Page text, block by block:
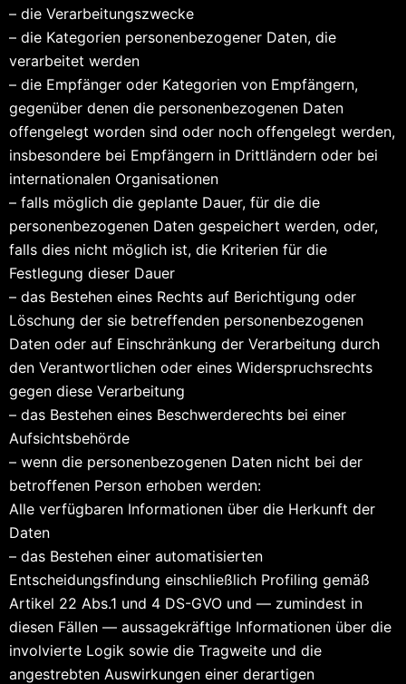
– die Verarbeitungszwecke
– die Kategorien personenbezogener Daten, die
verarbeitet werden
– die Empfänger oder Kategorien von Empfängern,
gegenüber denen die personenbezogenen Daten
offengelegt worden sind oder noch offengelegt werden,
insbesondere bei Empfängern in Drittländern oder bei
internationalen Organisationen
– falls möglich die geplante Dauer, für die die
personenbezogenen Daten gespeichert werden, oder,
falls dies nicht möglich ist, die Kriterien für die
Festlegung dieser Dauer
– das Bestehen eines Rechts auf Berichtigung oder
Löschung der sie betreffenden personenbezogenen
Daten oder auf Einschränkung der Verarbeitung durch
den Verantwortlichen oder eines Widerspruchsrechts
gegen diese Verarbeitung
– das Bestehen eines Beschwerderechts bei einer
Aufsichtsbehörde
– wenn die personenbezogenen Daten nicht bei der
betroffenen Person erhoben werden:
Alle verfügbaren Informationen über die Herkunft der
Daten
– das Bestehen einer automatisierten
Entscheidungsfindung einschließlich Profiling gemäß
Artikel 22 Abs.1 und 4 DS-GVO und — zumindest in
diesen Fällen — aussagekräftige Informationen über die
involvierte Logik sowie die Tragweite und die
angestrebten Auswirkungen einer derartigen